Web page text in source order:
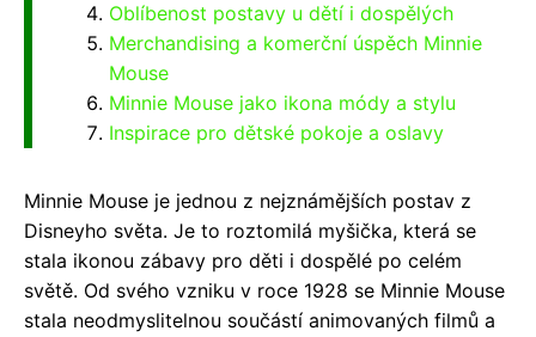
Oblíbenost postavy u dětí i dospělých
Merchandising a komerční úspěch Minnie
Mouse
Minnie Mouse jako ikona módy a stylu
Inspirace pro dětské pokoje a oslavy
Minnie Mouse je jednou z nejznámějších postav z
Disneyho světa. Je to roztomilá myšička, která se
stala ikonou zábavy pro děti i dospělé po celém
světě. Od svého vzniku v roce 1928 se Minnie Mouse
stala neodmyslitelnou součástí animovaných filmů a